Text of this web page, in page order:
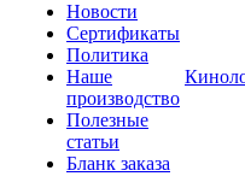
Новости
Сертификаты
Политика
Наше
производство
Полезные
статьи
Бланк заказа